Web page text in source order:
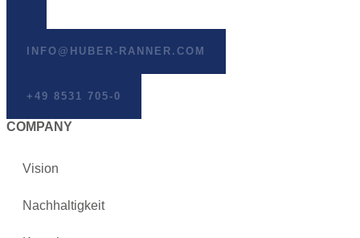
INFO@HUBER-RANNER.COM
+49 8531 705-0
COMPANY
Vision
Nachhaltigkeit